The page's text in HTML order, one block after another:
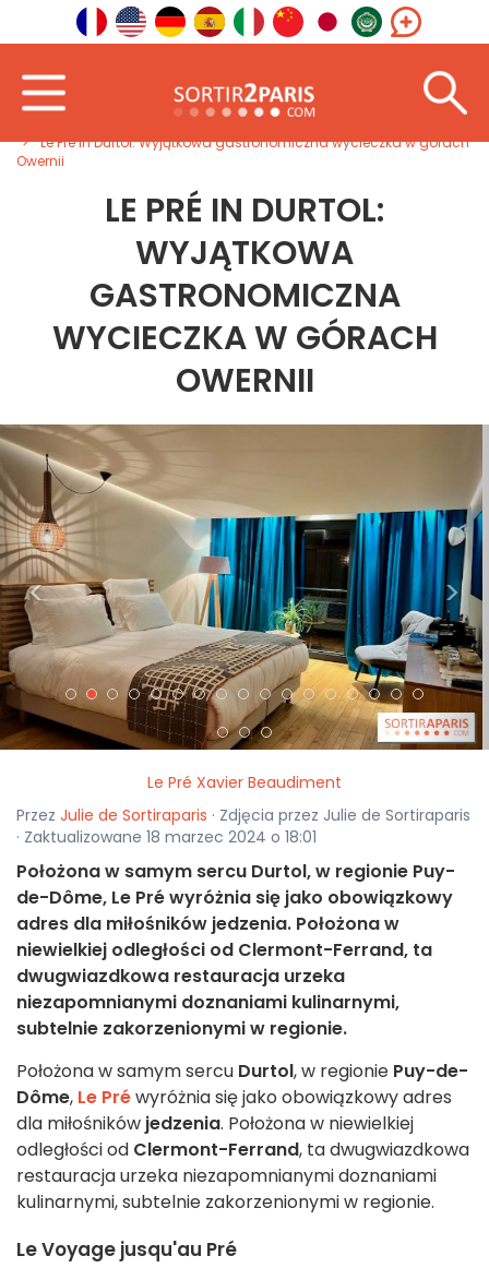
Le Pré in Durtol: Wyjątkowa gastronomiczna wycieczka w górach
Owernii
LE PRÉ IN DURTOL:
WYJĄTKOWA
GASTRONOMICZNA
WYCIECZKA W GÓRACH
OWERNII
< >
Le Pré Xavier Beaudiment
Przez Julie de Sortiraparis · Zdjęcia przez Julie de Sortiraparis
· Zaktualizowane 18 marzec 2024 o 18:01
Położona w samym sercu Durtol, w regionie Puy-
de-Dôme, Le Pré wyróżnia się jako obowiązkowy
adres dla miłośników jedzenia. Położona w
niewielkiej odległości od Clermont-Ferrand, ta
dwugwiazdkowa restauracja urzeka
niezapomnianymi doznaniami kulinarnymi,
subtelnie zakorzenionymi w regionie.
Położona w samym sercu Durtol, w regionie Puy-de-
Dôme, Le Préwyróżnia się jako obowiązkowy adres
dla miłośników jedzenia. Położona w niewielkiej
odległości od Clermont-Ferrand, ta dwugwiazdkowa
restauracja urzeka niezapomnianymi doznaniami
kulinarnymi, subtelnie zakorzenionymi w regionie.
Le Voyage jusqu'au Pré